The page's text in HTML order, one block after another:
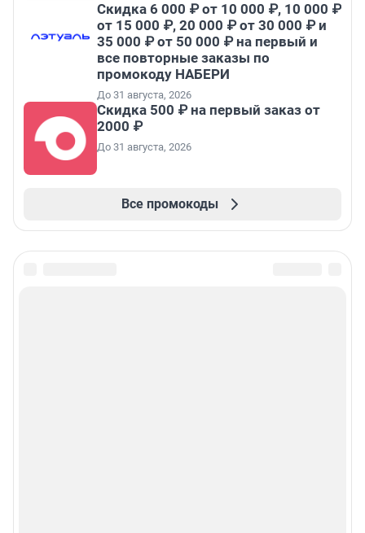
Скидка 6 000 ₽ от 10 000 ₽, 10 000 ₽
от 15 000 ₽, 20 000 ₽ от 30 000 ₽ и
35 000 ₽ от 50 000 ₽ на первый и
все повторные заказы по
промокоду НАБЕРИ
До 31 августа, 2026
Скидка 500 ₽ на первый заказ от
2000 ₽
До 31 августа, 2026
Все промокоды